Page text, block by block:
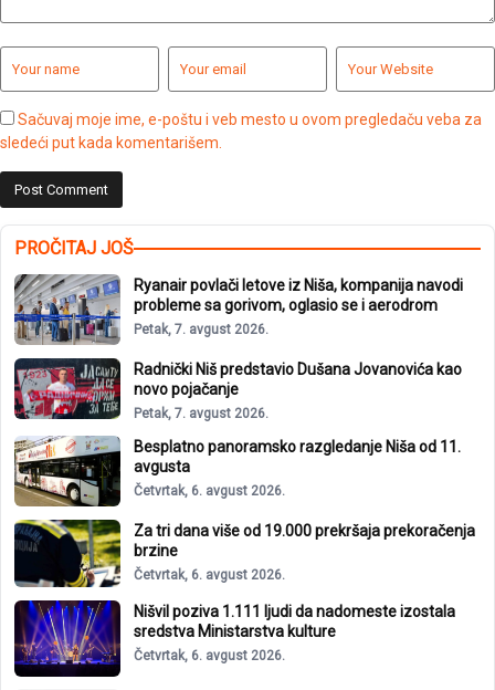
Sačuvaj moje ime, e-poštu i veb mesto u ovom pregledaču veba za
sledeći put kada komentarišem.
PROČITAJ JOŠ
Ryanair povlači letove iz Niša, kompanija navodi
probleme sa gorivom, oglasio se i aerodrom
Petak, 7. avgust 2026.
Radnički Niš predstavio Dušana Jovanovića kao
novo pojačanje
Petak, 7. avgust 2026.
Besplatno panoramsko razgledanje Niša od 11.
avgusta
Četvrtak, 6. avgust 2026.
Za tri dana više od 19.000 prekršaja prekoračenja
brzine
Četvrtak, 6. avgust 2026.
Nišvil poziva 1.111 ljudi da nadomeste izostala
sredstva Ministarstva kulture
Četvrtak, 6. avgust 2026.